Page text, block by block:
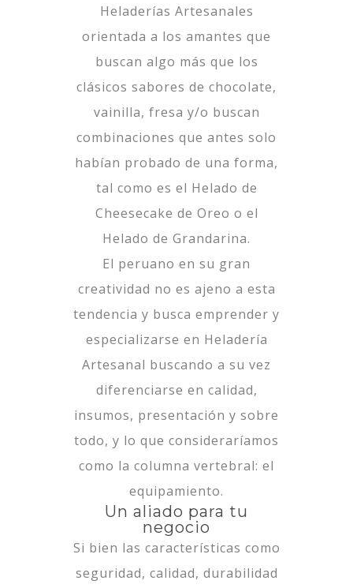
Heladerías Artesanales
orientada a los amantes que
buscan algo más que los
clásicos sabores de chocolate,
vainilla, fresa y/o buscan
combinaciones que antes solo
habían probado de una forma,
tal como es el Helado de
Cheesecake de Oreo o el
Helado de Grandarina.
El peruano en su gran
creatividad no es ajeno a esta
tendencia y busca emprender y
especializarse en Heladería
Artesanal buscando a su vez
diferenciarse en calidad,
insumos, presentación y sobre
todo, y lo que consideraríamos
como la columna vertebral: el
equipamiento.
Un aliado para tu
negocio
Si bien las características como
seguridad, calidad, durabilidad